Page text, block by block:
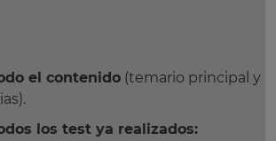
el contenido (temario principal y
los test ya realizados: